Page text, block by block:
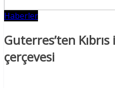
Haberler
Guterres’ten
çerçevesi